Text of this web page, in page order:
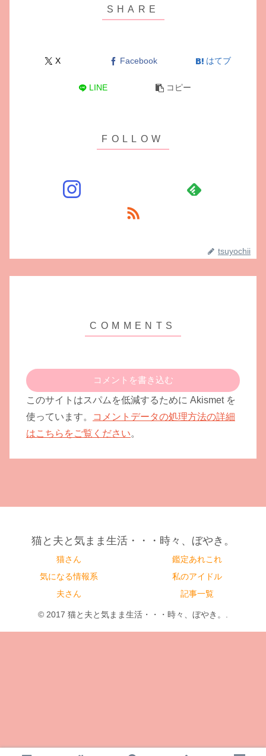
X Facebook はてブ
LINE コピー
tsuyochii
コメントを書き込む
このサイトはスパムを低減するために Akismet を
使っています。
コメントデータの処理方法の詳細
はこちらをご覧ください。
猫と夫と気まま生活・・・時々、ぼやき。
猫さん
鑑定あれこれ
気になる情報系
私のアイドル
夫さん
記事一覧
© 2017 猫と夫と気まま生活・・・時々、ぼやき。.